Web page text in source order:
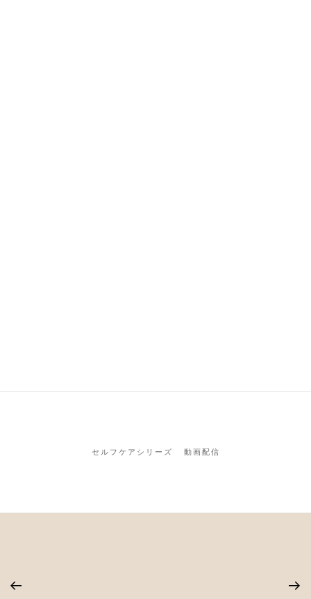
セルフケアシリーズ 動画配信